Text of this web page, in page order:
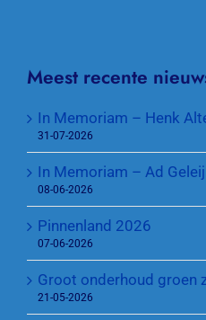
Meest recente
In Memoriam – Henk
31-07-2026
In Memoriam – Ad
08-06-2026
Pinnenland 2026
07-06-2026
Groot onderhoud groen
21-05-2026